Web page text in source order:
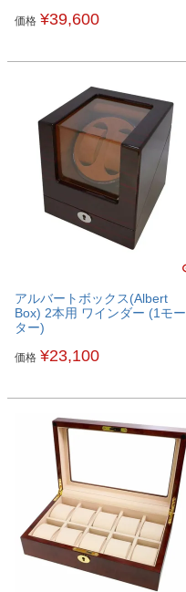
価格 ¥39,600
アルバートボックス(Albert
Box) 2本用 ワインダー (1モー
ター)
価格 ¥23,100